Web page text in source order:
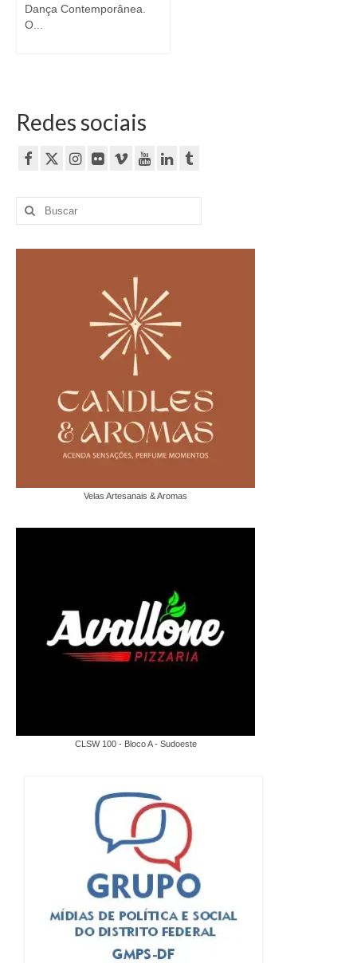
Dança Contemporânea.
O...
Redes sociais
Buscar
por:
Velas Artesanais & Aromas
CLSW 100 - Bloco A - Sudoeste